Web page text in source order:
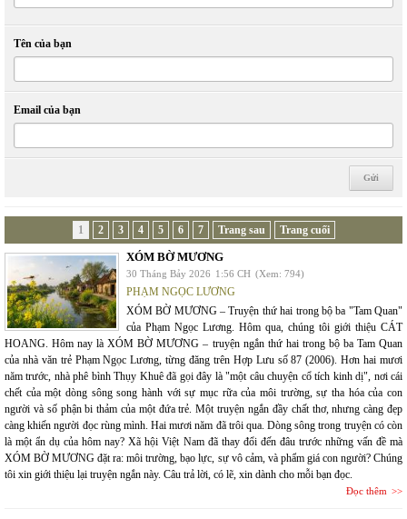
Tên của bạn
Email của bạn
1 2 3 4 5 6 7 Trang sau Trang cuối
XÓM BỜ MƯƠNG
30 Tháng Bảy 2026 1:56 CH (Xem: 794)
PHẠM NGỌC LƯƠNG
XÓM BỜ MƯƠNG – Truyện thứ hai trong bộ ba "Tam Quan"
của Phạm Ngọc Lương. Hôm qua, chúng tôi giới thiệu CÁT
HOANG. Hôm nay là XÓM BỜ MƯƠNG – truyện ngắn thứ hai trong bộ ba Tam Quan
của nhà văn trẻ Phạm Ngọc Lương, từng đăng trên Hợp Lưu số 87 (2006). Hơn hai mươi
năm trước, nhà phê bình Thụy Khuê đã gọi đây là "một câu chuyện cổ tích kinh dị", nơi cái
chết của một dòng sông song hành với sự mục rữa của môi trường, sự tha hóa của con
người và số phận bi thảm của một đứa trẻ. Một truyện ngắn đầy chất thơ, nhưng càng đẹp
càng khiến người đọc rùng mình. Hai mươi năm đã trôi qua. Dòng sông trong truyện có còn
là một ẩn dụ của hôm nay? Xã hội Việt Nam đã thay đổi đến đâu trước những vấn đề mà
XÓM BỜ MƯƠNG đặt ra: môi trường, bạo lực, sự vô cảm, và phẩm giá con người? Chúng
tôi xin giới thiệu lại truyện ngắn này. Câu trả lời, có lẽ, xin dành cho mỗi bạn đọc.
Đọc thêm